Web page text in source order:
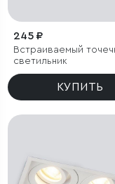
245 ₽
Встраиваемый
светильник
КУПИТЬ